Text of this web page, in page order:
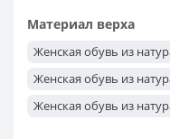
Материал верха
Женская обувь из
Женская обувь из
Женская обувь из